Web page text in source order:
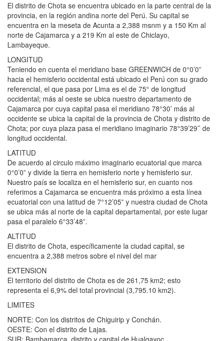
El distrito de Chota se encuentra ubicado en la parte central de la
provincia, en la región andina norte del Perú. Su capital se
encuentra en la meseta de Acunta a 2,388 msnm y a 150 Km al
norte de Cajamarca y a 219 Km al este de Chiclayo,
Lambayeque.
LONGITUD
Teniendo en cuenta el meridiano base GREENWICH de 0°0’0”
hacia el hemisferio occidental está ubicado el Perú con su grado
referencial, el que pasa por Lima es el de 75° de longitud
occidental; más al oeste se ubica nuestro departamento de
Cajamarca por cuya capital pasa el meridiano 78°30’ más al
occidente se ubica la capital de la provincia de Chota y distrito de
Chota; por cuya plaza pasa el meridiano imaginario 78°39’29’’ de
longitud occidental.
LATITUD
De acuerdo al circulo máximo imaginario ecuatorial que marca
0°0’0” y divide la tierra en hemisferio norte y hemisferio sur.
Nuestro país se localiza en el hemisferio sur, en cuanto nos
referimos a Cajamarca se encuentra más próximo a esta línea
ecuatorial con una latitud de 7°12’05” y nuestra ciudad de Chota
se ubica más al norte de la capital departamental, por este lugar
pasa el paralelo 6°33’48”.
ALTITUD
El distrito de Chota, específicamente la ciudad capital, se
encuentra a 2,388 metros sobre el nivel del mar
EXTENSION
El territorio del distrito de Chota es de 261,75 km2; esto
representa el 6,9% del total provincial (3,795.10 km2).
LIMITES
NORTE: Con los distritos de Chiguirip y Conchán.
OESTE: Con el distrito de Lajas.
SUR: Bambamarca, distrito y capital de Hualgayoc.